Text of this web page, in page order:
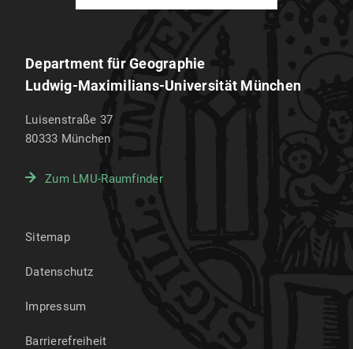
Department für Geographie
Ludwig-Maximilians-Universität München
Luisenstraße 37
80333 München
Zum LMU-Raumfinder
Sitemap
Datenschutz
Impressum
Barrierefreiheit